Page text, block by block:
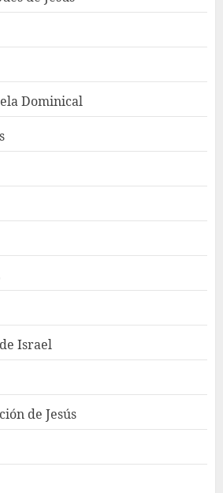
Dominical
Israel
de Jesús